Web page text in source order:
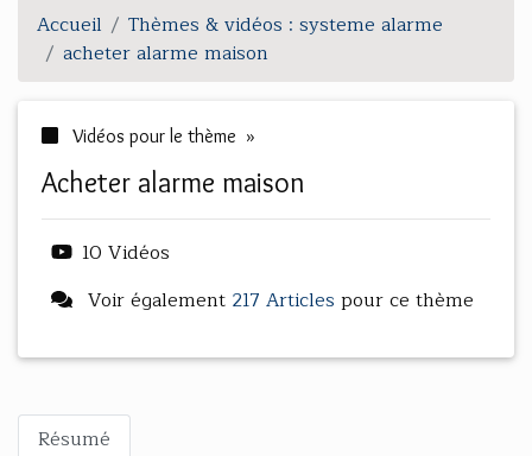
Accueil
Thèmes & vidéos : systeme alarme
acheter alarme maison
Vidéos pour le thème »
acheter alarme maison
10 Vidéos
Voir également 217 Articles pour ce thème
Résumé